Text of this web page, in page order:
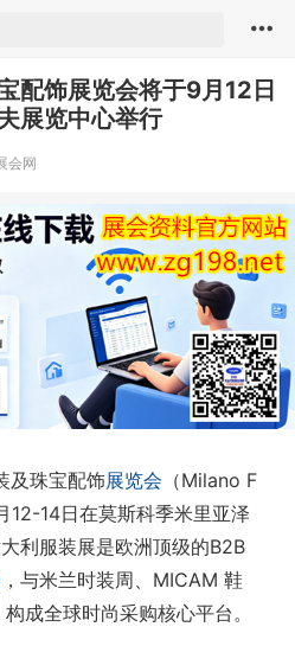
配饰展览会将于9月12日
展览中心举行
会网
及珠宝配饰展览会 （Milano F
14日在莫斯科季米里亚泽
利服装展是欧洲顶级的B2B
，与米兰时装周、MICAM 鞋
成全球时尚采购核心平台。